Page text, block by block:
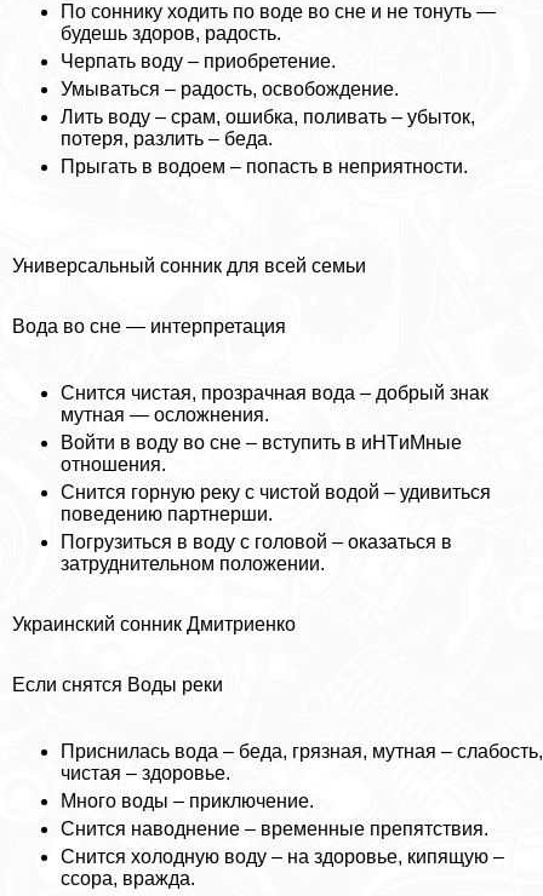
По соннику ходить по воде во сне и не тонуть —
будешь здоров, радость.
Черпать воду – приобретение.
Умываться – радость, освобождение.
Лить воду – срам, ошибка, поливать – убыток,
потеря, разлить – беда.
Прыгать в водоем – попасть в неприятности.
Универсальный сонник для всей семьи
Вода во сне — интерпретация
Снится чистая, прозрачная вода – добрый знак
мутная — осложнения.
Войти в воду во сне – вступить в иHTиMные
отношения.
Снится горную реку с чистой водой – удивиться
поведению партнерши.
Погрузиться в воду с головой – оказаться в
затруднительном положении.
Украинский сонник Дмитриенко
Если снятся Воды реки
Приснилась вода – беда, грязная, мутная – слабость,
чистая – здоровье.
Много воды – приключение.
Снится наводнение – временные препятствия.
Снится холодную воду – на здоровье, кипящую –
ссора, вражда.